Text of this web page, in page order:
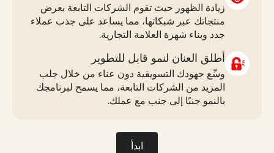
زيادة الظهور حيث تقوم الشركات التابعة بعرض
منتجاتك عبر شبكاتها، مما يساعد على جذب عملاء
جدد وبناء شهرة العلامة التجارية.
أطلق العنان لنمو قابل للتطوير
وسِّع جهودك التسويقية دون عناء من خلال جلب
المزيد من الشركات التابعة، مما يسمح لبرنامجك
بالنمو جنبًا إلى جنب مع عملك.
ابدأ